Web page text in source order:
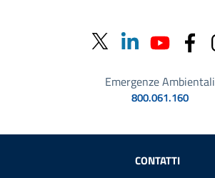
Emergenze Ambientali
800.061.160
Sezione Link Utili
CONTATTI